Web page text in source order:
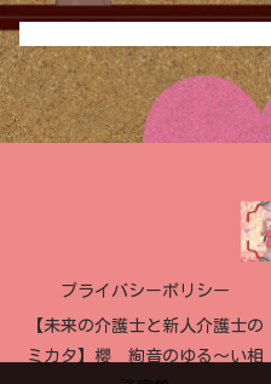
プライバシーポリシー
【未来の介護士と新人介護士の
ミカタ】櫻 絢音のゆる〜い相